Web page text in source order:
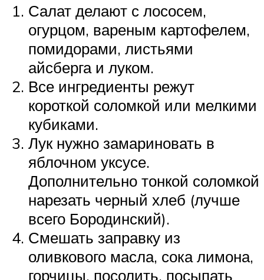
Салат делают с лососем,
огурцом, вареным картофелем,
помидорами, листьями
айсберга и луком.
Все ингредиенты режут
короткой соломкой или мелкими
кубиками.
Лук нужно замариновать в
яблочном уксусе.
Дополнительно тонкой соломкой
нарезать черный хлеб (лучше
всего Бородинский).
Смешать заправку из
оливкового масла, сока лимона,
горчицы, посолить, посыпать